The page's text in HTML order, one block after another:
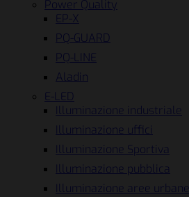
Power Quality
EP-X
PQ-GUARD
PQ-LINE
Aladin
E-LED
Illuminazione industriale
Illuminazione uffici
Illuminazione Sportiva
Illuminazione pubblica
Illuminazione aree urbane